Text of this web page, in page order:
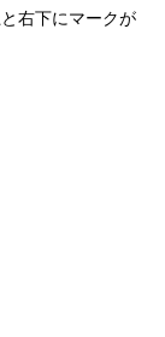
右下にマークが